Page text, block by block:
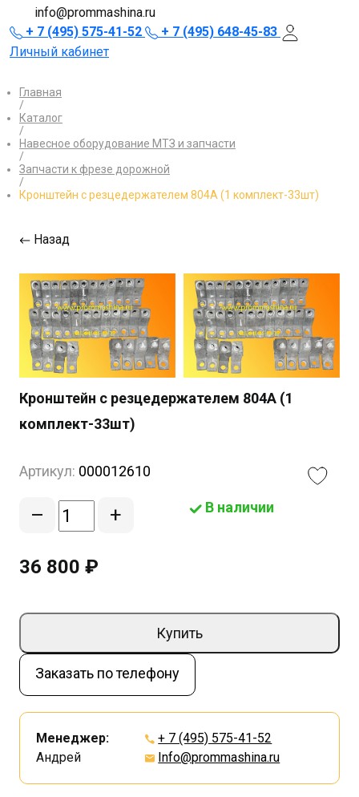
info@prommashina.ru
+ 7 (495) 575-41-52
+ 7 (495) 648-45-83
Личный кабинет
Главная
/
Каталог
/
Навесное оборудование МТЗ и запчасти
/
Запчасти к фрезе дорожной
/
Кронштейн с резцедержателем 804А (1 комплект-33шт)
Назад
Кронштейн с резцедержателем 804А (1
комплект-33шт)
Артикул: 000012610
– + В наличии
36 800 ₽
Купить
Заказать по телефону
Менеджер:
Андрей
+ 7 (495) 575-41-52
Info@prommashina.ru